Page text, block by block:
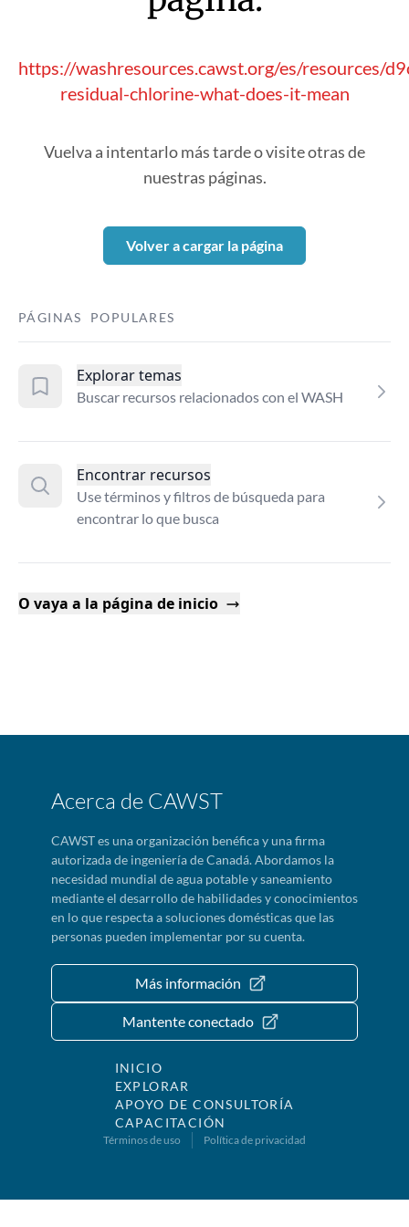
https://washresources.cawst.org/es/resources/
residual-chlorine-what-does-it-mean
Vuelva a intentarlo más tarde o visite otras de
nuestras páginas.
Volver a cargar la página
PÁGINAS POPULARES
Explorar temas
Buscar recursos relacionados con el WASH
Encontrar recursos
Use términos y filtros de búsqueda para
encontrar lo que busca
O vaya a la página de inicio
Acerca de CAWST
CAWST es una organización benéfica y una firma
autorizada de ingeniería de Canadá. Abordamos la
necesidad mundial de agua potable y saneamiento
mediante el desarrollo de habilidades y conocimientos
en lo que respecta a soluciones domésticas que las
personas pueden implementar por su cuenta.
Más información
Mantente conectado
INICIO
EXPLORAR
APOYO DE CONSULTORÍA
CAPACITACIÓN
Términos de uso Política de privacidad